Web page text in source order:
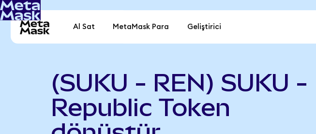
Al Sat MetaMask Para Geliştirici
(SUKU - REN) SUKU -
Republic Token